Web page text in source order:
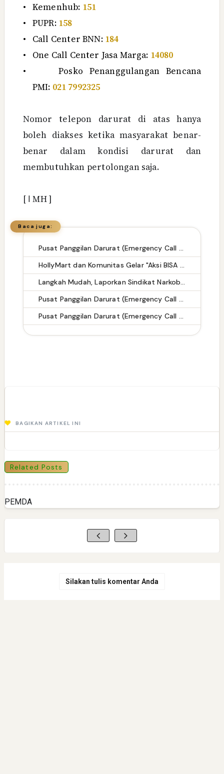
• Kemenhub: 151
• PUPR: 158
•
Call Center BNN: 184
•
One Call Center Jasa Marga: 14080
•
Posko Penanggulangan Bencana
PMI: 021 7992325
Nomor telepon darurat di atas hanya
boleh diakses ketika masyarakat benar-
benar dalam kondisi darurat dan
membutuhkan pertolongan saja.
[ ا MH ]
Baca juga:
BAGIKAN ARTIKEL INI
Related Posts
PEMDA
Silakan tulis komentar Anda